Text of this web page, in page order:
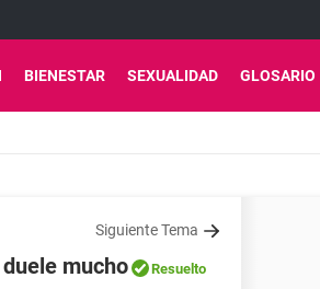
BIENESTAR SEXUALIDAD GLOSARIO
Siguiente Tema
mucho Resuelto